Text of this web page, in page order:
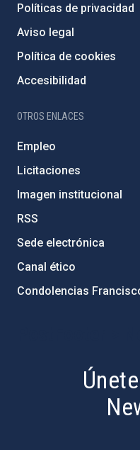
Políticas de privacidad
Aviso legal
Política de cookies
Accesibilidad
OTROS ENLACES
Empleo
Licitaciones
Imagen institucional
RSS
Sede electrónica
Canal ético
Condolencias